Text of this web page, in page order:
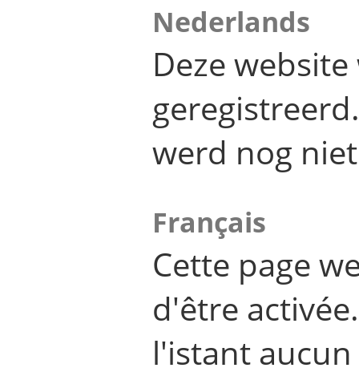
Nederlands
Deze
werd nog
Français
Cette page
d'être
l'istant